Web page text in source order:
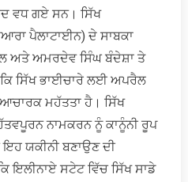
ਵਧ ਗਏ ਸਨ। ਸਿੱਖ
ਪੈਲਾਟਾਈਨ) ਦੇ ਸਾਬਕਾ
ਅਤੇ ਅਮਰਦੇਵ ਸਿੰਘ ਬੰਦੇਸ਼ਾ ਤੇ
ਕਿ ਸਿੱਖ ਭਾਈਚਾਰੇ ਲਈ ਅਪਰੈਲ
ਮਹੱਤਤਾ ਹੈ। ਸਿੱਖ
ਨਾਮਕਰਨ ਨੂੰ ਕਾਨੂੰਨੀ ਰੂਪ
ਯਕੀਨੀ ਬਣਾਉਣ ਦੀ
ਇਲੀਨਾਏ ਸਟੇਟ ਵਿੱਚ ਸਿੱਖ ਸਾਡੇ